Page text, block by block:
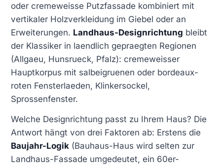
oder cremeweisse Putzfassade kombiniert mit
vertikaler Holzverkleidung im Giebel oder an
Erweiterungen. Landhaus-Designrichtung bleibt
der Klassiker in laendlich gepraegten Regionen
(Allgaeu, Hunsrueck, Pfalz): cremeweisser
Hauptkorpus mit salbeigruenen oder bordeaux-
roten Fensterlaeden, Klinkersockel,
Sprossenfenster.
Welche Designrichtung passt zu Ihrem Haus? Die
Antwort hängt von drei Faktoren ab: Erstens die
Baujahr-Logik (Bauhaus-Haus wird selten zur
Landhaus-Fassade umgedeutet, ein 60er-